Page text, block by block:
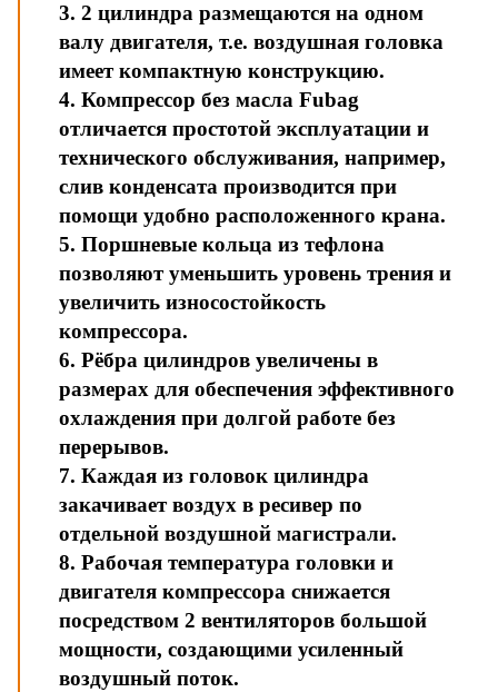
3. 2 цилиндра размещаются на одном
валу двигателя, т.е. воздушная головка
имеет компактную конструкцию.
4. Компрессор без масла Fubag
отличается простотой эксплуатации и
технического обслуживания, например,
слив конденсата производится при
помощи удобно расположенного крана.
5. Поршневые кольца из тефлона
позволяют уменьшить уровень трения и
увеличить износостойкость
компрессора.
6. Рёбра цилиндров увеличены в
размерах для обеспечения эффективного
охлаждения при долгой работе без
перерывов.
7. Каждая из головок цилиндра
закачивает воздух в ресивер по
отдельной воздушной магистрали.
8. Рабочая температура головки и
двигателя компрессора снижается
посредством 2 вентиляторов большой
мощности, создающими усиленный
воздушный поток.